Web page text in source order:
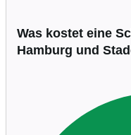
Was kostet eine
Hamburg und